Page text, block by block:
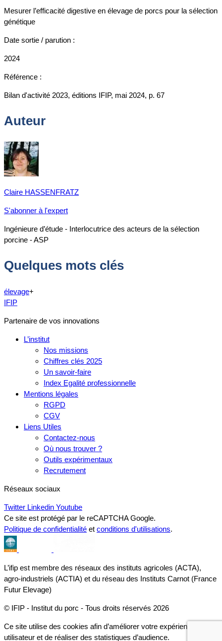
Mesurer l’efficacité digestive en élevage de porcs pour la sélection
génétique
Date sortie / parution :
2024
Référence :
Bilan d'activité 2023, éditions IFIP, mai 2024, p. 67
Auteur
Claire HASSENFRATZ
S'abonner à l'expert
Ingénieure d’étude - Interlocutrice des acteurs de la sélection
porcine - ASP
Quelques mots clés
élevage+
IFIP
Partenaire de vos innovations
L’institut
Nos missions
Chiffres clés 2025
Un savoir-faire
Index Egalité professionnelle
Mentions légales
RGPD
CGV
Liens Utiles
Contactez-nous
Où nous trouver ?
Outils expérimentaux
Recrutement
Réseaux sociaux
Twitter Linkedin Youtube
Ce site est protégé par le reCAPTCHA Google.
Politique de confidentialité et conditions d'utilisations.
L’ifip est membre des réseaux des instituts agricoles (ACTA),
agro-industriels (ACTIA) et du réseau des Instituts Carnot (France
Futur Elevage)
© IFIP - Institut du porc - Tous droits réservés 2026
Ce site utilise des cookies afin d’améliorer votre expérience
utilisateur et de réaliser des statistiques d’audience.